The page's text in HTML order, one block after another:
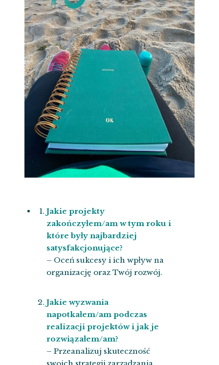
Jakie projekty
zakończyłem/am w tym roku i
które były najbardziej
satysfakcjonujące?
– Oceń sukcesy i ich wpływ na
organizację oraz Twój rozwój.
Jakie wyzwania
napotkałem/am podczas
realizacji projektów i jak je
rozwiązałem/am?
– Przeanalizuj skuteczność